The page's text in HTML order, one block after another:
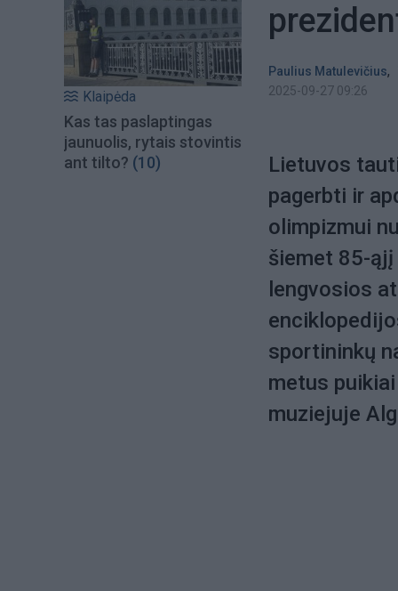
Klaipėda
Kas tas paslaptingas
jaunuolis, rytais stovintis
ant tilto? (10)
Paulius Matulevičius,
2025-09-27 09:26
Lietuvos
pagerbti ir
olimpizmui
šiemet 85-
lengvosios
sportininkų
metus
muziejuje